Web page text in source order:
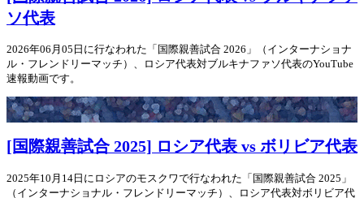
ソ代表
2026年06月05日に行なわれた「国際親善試合 2026」（インターナショナ
ル・フレンドリーマッチ）、ロシア代表対ブルキナファソ代表のYouTube
速報動画です。
[国際親善試合 2025] ロシア代表 vs ボリビア代表
2025年10月14日にロシアのモスクワで行なわれた「国際親善試合 2025」
（インターナショナル・フレンドリーマッチ）、ロシア代表対ボリビア代